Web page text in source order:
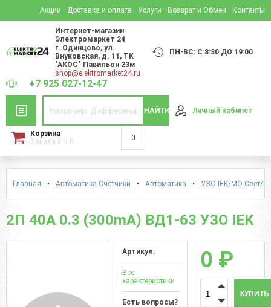
Акции Доставка и оплата Услуги Возврат и Обмен Контакты
Интернет-магазин
Электромаркет 24
г. Одинцово,ул.
Внуковская, д. 11 , ТК
"АКОС" Павильон 23м
shop@elektromarket24.ru
ПН-ВС: С 8:30 ДО 19:00
+7 925 027-12-47
НАЙТИ Личный кабинет
Корзина
Заказ на 0 ₽ 0
Главная • Автоматика Счётчики • Автоматика • УЗО IEK/МО-Cвет/
2П 40А 0.3 (300mA) ВД1-63 УЗО IEK
Артикул:
Все
характеристики
Есть вопросы?
0 ₽
КУПИТЬ